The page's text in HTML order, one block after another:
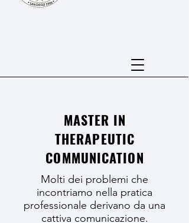
MASTER IN
THERAPEUTIC
COMMUNICATION
Molti dei problemi che
incontriamo nella pratica
professionale derivano da una
cattiva comunicazione.